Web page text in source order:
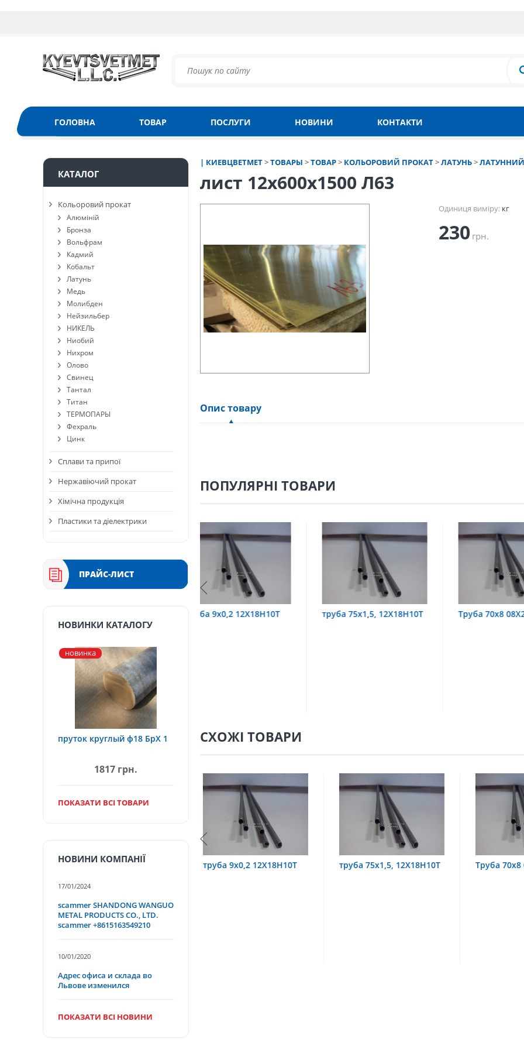
ГОЛОВНА ТОВАР ПОСЛУГИ НОВИНИ КОНТАКТИ
| КИЕВЦВЕТМЕТ>ТОВАРЫ >ТОВАР> КОЛЬОРОВИЙ ПРОКАТ>ЛАТУНЬ>
лист 12х600х1500 Л63
Одиниця виміру:кг
230 грн.
Опис товару
ПОПУЛЯРНІ ТОВАРИ
труба 75х1,5, 12Х18Н10Т Труба 70х8 08Х22Н6Т
труба
СХОЖІ ТОВАРИ
труба 9х0,2 12Х18Н10Т труба 75х1,5, 12Х18Н10Т Труба 70х8 08Х22Н6Т
труба
КАТАЛОГ
Кольоровий прокат
Алюміній
Бронза
Вольфрам
Кадмий
Кобальт
Латунь
Медь
Молибден
Нейзильбер
НИКЕЛЬ
Ниобий
Нихром
Олово
Свинец
Тантал
Титан
ТЕРМОПАРЫ
Фехраль
Цинк
Сплави та припої
Нержавіючий прокат
Хімічна продукція
Пластики та діелектрики
ПРАЙС-ЛИСТ
НОВИНКИ КАТАЛОГУ
новинка
пруток круглый ф18 БрХ 1
1817 грн.
ПОКАЗАТИ ВСІ ТОВАРИ
НОВИНИ КОМПАНІЇ
17/01/2024
scammer SHANDONG WANGUO
METAL PRODUCTS CO., LTD.
scammer +8615163549210
10/01/2020
Адрес офиса и склада во
Львове изменился
ПОКАЗАТИ ВСІ НОВИНИ